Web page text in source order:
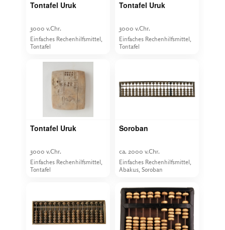
Tontafel Uruk
3000 v.Chr.
Einfaches Rechenhilfsmittel,
Tontafel
Tontafel Uruk
3000 v.Chr.
Einfaches Rechenhilfsmittel,
Tontafel
Tontafel Uruk
3000 v.Chr.
Einfaches Rechenhilfsmittel,
Tontafel
Soroban
ca. 2000 v.Chr.
Einfaches Rechenhilfsmittel,
Abakus, Soroban